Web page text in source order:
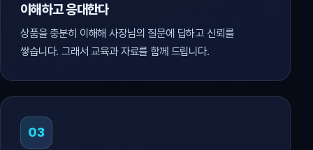
이해하고 응대한다
상품을 충분히 이해해 사장님의 질문에 답하고 신뢰를
쌓습니다. 그래서 교육과 자료를 함께 드립니다.
03